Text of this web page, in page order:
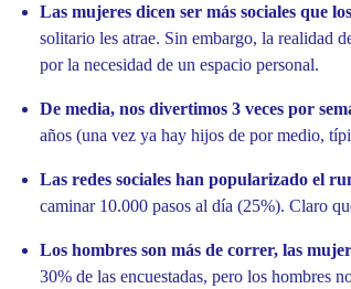
Las mujeres dicen ser más sociales que
solitario les atrae. Sin embargo, la realidad
por la necesidad de un espacio personal.
De media, nos divertimos 3 veces por
años (una vez ya hay hijos de por medio,
Las redes sociales han popularizado el
caminar 10.000 pasos al día (25%). Claro
Los hombres son más de correr, las
30% de las encuestadas, pero los hombres